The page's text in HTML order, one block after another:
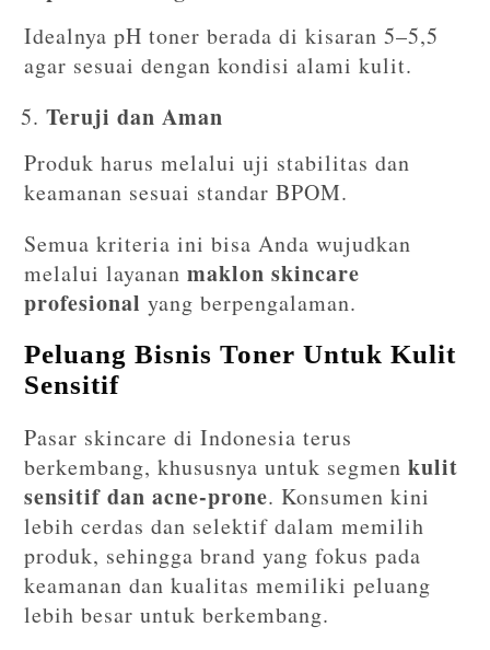
Idealnya pH toner berada di kisaran 5–5,5
agar sesuai dengan kondisi alami kulit.
Teruji dan Aman
Produk harus melalui uji stabilitas dan
keamanan sesuai standar BPOM.
Semua kriteria ini bisa Anda wujudkan
melalui layananmaklon skincare
profesional yang berpengalaman.
Peluang Bisnis Toner Untuk Kulit
Sensitif
Pasar skincare di Indonesia terus
berkembang, khususnya untuk segmenkulit
sensitif dan acne-prone. Konsumen kini
lebih cerdas dan selektif dalam memilih
produk, sehingga brand yang fokus pada
keamanan dan kualitas memiliki peluang
lebih besar untuk berkembang.